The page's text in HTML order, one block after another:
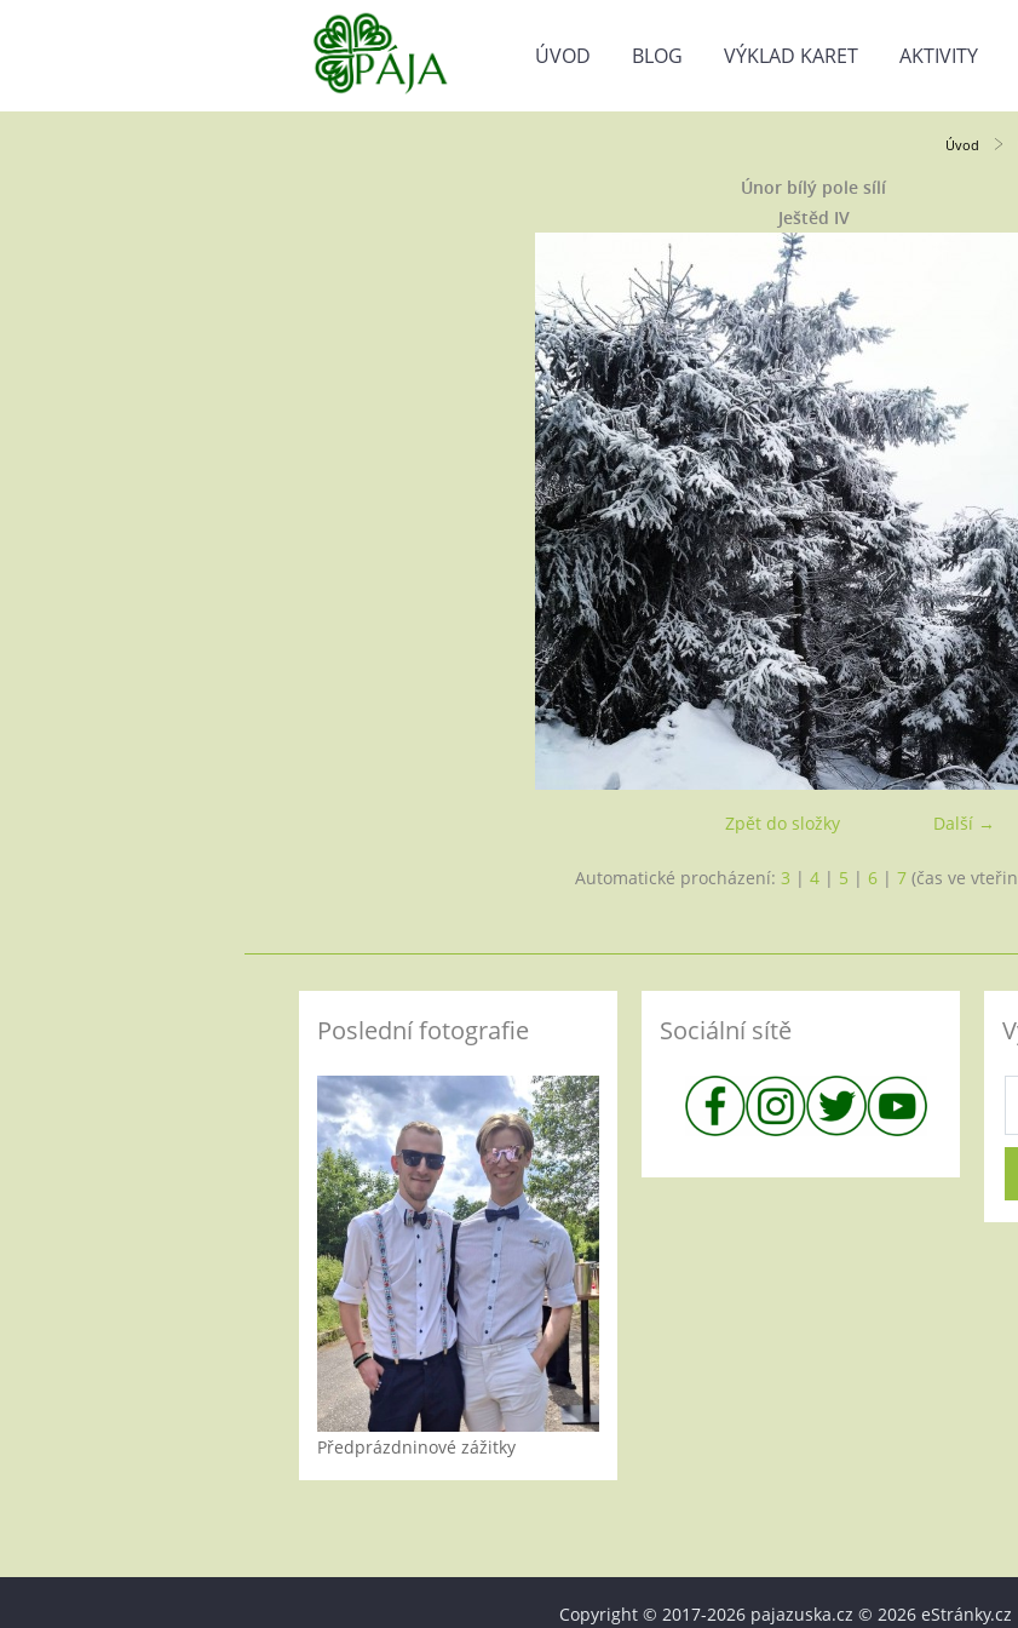
ÚVOD BLOG VÝKLAD KARET AKTIVITY
Úvod
Únor bílý pole sílí
Ještěd IV
Další →
Zpět do složky
Automatické procházení: 3 | 4 | 5 | 6 | 7 (čas ve
Poslední fotografie
Předprázdninové zážitky
Sociální sítě
Copyright © 2017-2026 pajazuska.cz © 2026 eStránky.cz